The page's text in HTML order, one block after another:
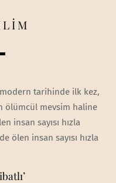
tarihinde ilk kez,
ölümcül mevsim haline
insan sayısı hızla
ölen insan sayısı hızla